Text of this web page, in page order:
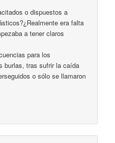
o dispuestos a
era falta
a tener claros
para los
burlas, tras sufrir la caída
o sólo se llamaron